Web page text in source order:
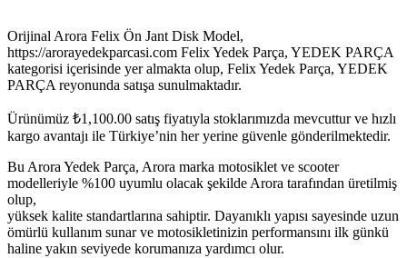
Orijinal Arora Felix Ön Jant Disk Model,
https://arorayedekparcasi.com Felix Yedek Parça, YEDEK PARÇA
kategorisi içerisinde yer almakta olup, Felix Yedek Parça, YEDEK
PARÇA reyonunda satışa sunulmaktadır.
Ürünümüz ₺1,100.00 satış fiyatıyla stoklarımızda mevcuttur ve hızlı
kargo avantajı ile Türkiye’nin her yerine güvenle gönderilmektedir.
Bu Arora Yedek Parça, Arora marka motosiklet ve scooter
modelleriyle %100 uyumlu olacak şekilde Arora tarafından üretilmiş
olup,
yüksek kalite standartlarına sahiptir. Dayanıklı yapısı sayesinde uzun
ömürlü kullanım sunar ve motosikletinizin performansını ilk günkü
haline yakın seviyede korumanıza yardımcı olur.